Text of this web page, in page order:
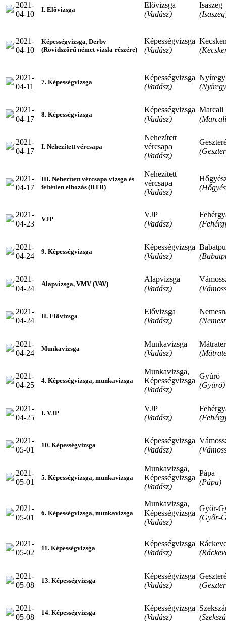
2021-
04-10
I. Elővizsga
Elővizsga
(Vadász)
Isaszeg
2021-
04-10
Képességvizsga, Derby
(Rövidszőrű német vizsla részére)
Képességvizsga
(Vadász)
2021-
04-11
7. Képességvizsga
Képességvizsga
(Vadász)
2021-
04-17
8. Képességvizsga
Képességvizsga
(Vadász)
Marcali
2021-
04-17
I. Nehezített vércsapa
Nehezített
vércsapa
(Vadász)
2021-
04-17
III. Nehezített vércsapa vizsga és
feltétlen elhozás (BTR)
Nehezített
vércsapa
(Vadász)
2021-
04-23
VJP
VJP
(Vadász)
2021-
04-24
9. Képességvizsga
Képességvizsga
(Vadász)
2021-
04-24
Alapvizsga, VMV (VAV)
Alapvizsga
(Vadász)
2021-
04-24
II. Elővizsga
Elővizsga
(Vadász)
2021-
04-24
Munkavizsga
Munkavizsga
(Vadász)
2021-
04-25
4. Képességvizsga, munkavizsga
Munkavizsga,
Képességvizsga
(Vadász)
Gyúró
(Gyúró)
2021-
04-25
I. VJP
VJP
(Vadász)
2021-
05-01
10. Képességvizsga
Képességvizsga
(Vadász)
2021-
05-01
5. Képességvizsga, munkavizsga
Munkavizsga,
Képességvizsga
(Vadász)
Pápa
(Pápa)
2021-
05-01
6. Képességvizsga, munkavizsga
Munkavizsga,
Képességvizsga
(Vadász)
Győr-
(Győr-
2021-
05-02
11. Képességvizsga
Képességvizsga
(Vadász)
2021-
05-08
13. Képességvizsga
Képességvizsga
(Vadász)
2021-
05-08
14. Képességvizsga
Képességvizsga
(Vadász)